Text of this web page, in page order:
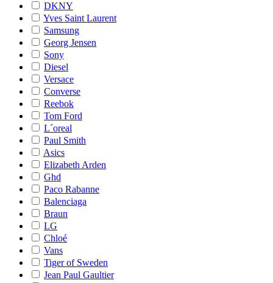
DKNY
Yves Saint Laurent
Samsung
Georg Jensen
Sony
Diesel
Versace
Converse
Reebok
Tom Ford
L´oreal
Paul Smith
Asics
Elizabeth Arden
Ghd
Paco Rabanne
Balenciaga
Braun
LG
Chloé
Vans
Tiger of Sweden
Jean Paul Gaultier